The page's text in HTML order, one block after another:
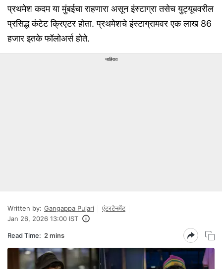
प्रथमेश कदम या मुंबईचा राहणारा असून इंस्टाग्रा तसेच युट्यूबवरील
प्रसिद्ध कंटेट क्रिएटर होता. प्रथमेशचे इंस्टाग्रामवर एक लाख 86
हजार इतके फॉलोअर्स होते.
जाहिरात
Written by: Gangappa Pujari
एंटरटेनमेंट
Jan 26, 2026 13:00 IST
Read Time: 2 mins